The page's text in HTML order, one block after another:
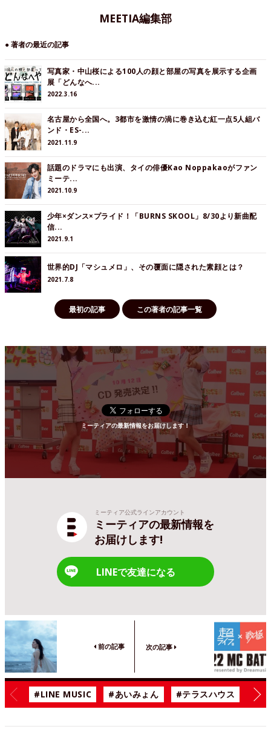
MEETIA編集部
● 著者の最近の記事
写真家・中山桜による100人の顔と部屋の写真を展示する企画
展「どんなへ...
2022.3.16
名古屋から全国へ。3都市を激情の渦に巻き込む紅一点5人組バ
ンド・ES-...
2021.11.9
話題のドラマにも出演、タイの俳優Kao Noppakaoがファン
ミーテ...
2021.10.9
少年×ダンス×プライド！「BURNS SKOOL」8/30より新曲配
信...
2021.9.1
世界的DJ「マシュメロ」、その覆面に隠された素顔とは？
2021.7.8
最初の記事 この著者の記事一覧
ミーティアの最新情報をお届けします！
ミーティア公式ラインアカウント
ミーティアの最新情報を
お届けします!
LINEで友達になる
前の記事 次の記事
#LINE MUSIC #あいみょん #テラスハウス #漫